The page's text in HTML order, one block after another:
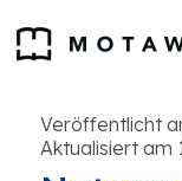
Veröffentlicht
Aktualisiert am